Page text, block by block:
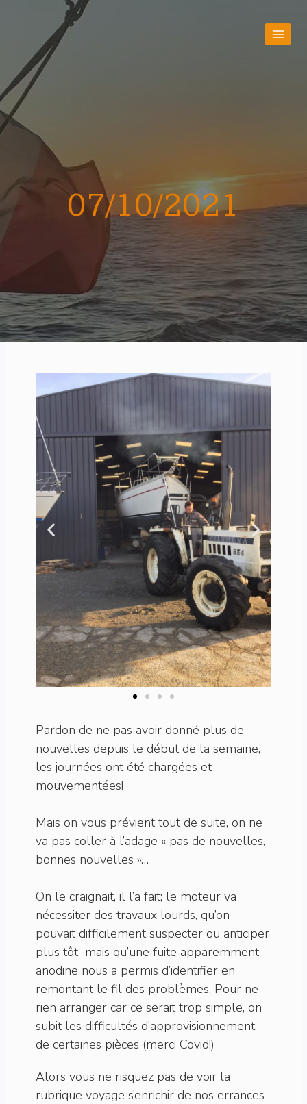
07/10/2021
Pardon de ne pas avoir donné plus de
nouvelles depuis le début de la semaine,
les journées ont été chargées et
mouvementées!
Mais on vous prévient tout de suite, on ne
va pas coller à l’adage « pas de nouvelles,
bonnes nouvelles »…
On le craignait, il l’a fait; le moteur va
nécessiter des travaux lourds, qu’on
pouvait difficilement suspecter ou anticiper
plus tôt mais qu’une fuite apparemment
anodine nous a permis d’identifier en
remontant le fil des problèmes. Pour ne
rien arranger car ce serait trop simple, on
subit les difficultés d’approvisionnement
de certaines pièces (merci Covid!)
Alors vous ne risquez pas de voir la
rubrique voyage s’enrichir de nos errances